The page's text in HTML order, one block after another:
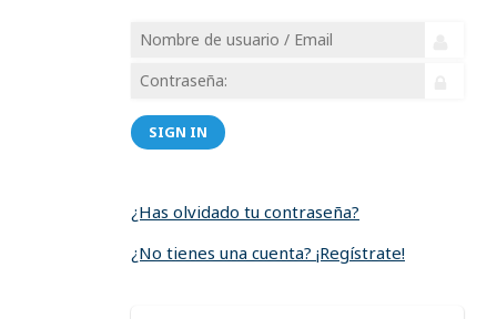
SIGN IN
¿Has olvidado tu contraseña?
¿No tienes una cuenta? ¡Regístrate!